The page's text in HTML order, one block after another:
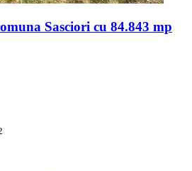
Sasciori cu 84.843 mp